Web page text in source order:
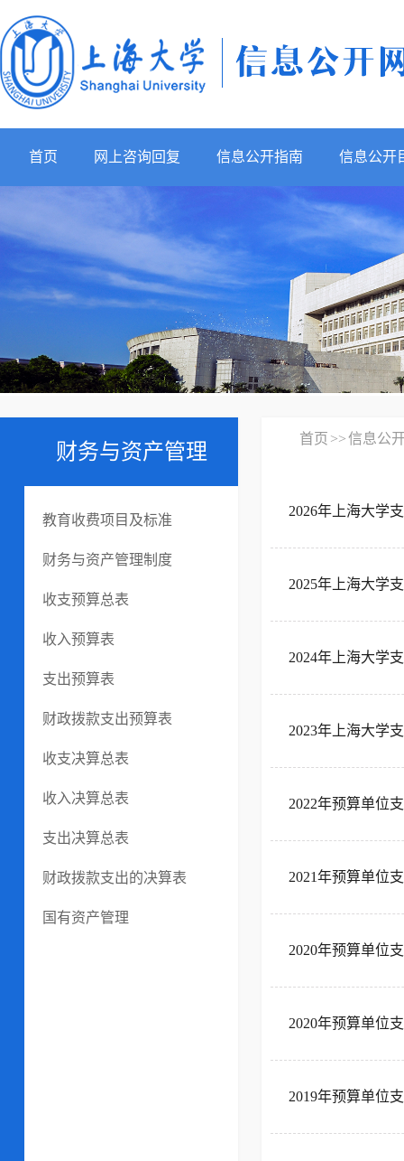
首页 网上咨询回复 信息公开指南 信息公开
财务与资产管理
教育收费项目及标准
财务与资产管理制度
收支预算总表
收入预算表
支出预算表
财政拨款支出预算表
收支决算总表
收入决算总表
支出决算总表
财政拨款支出的决算表
国有资产管理
首页 >>信息公
2026年上海大学
2025年上海大学
2024年上海大学
2023年上海大学
2022年预算单位
2021年预算单位
2020年预算单位
2020年预算单位
2019年预算单位